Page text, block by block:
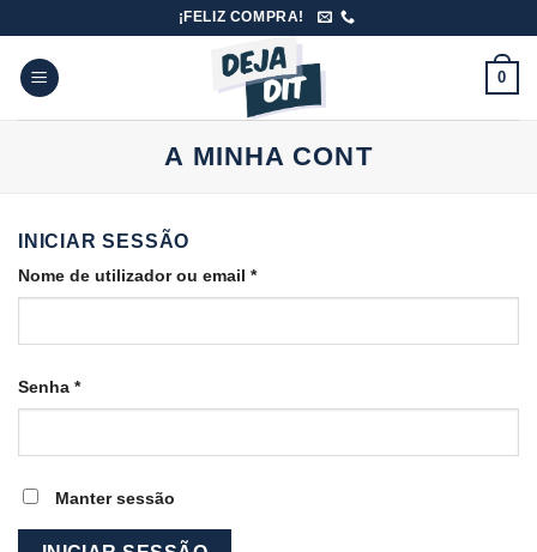
content
¡FELIZ COMPRA!
0
A MINHA CONT
INICIAR SESSÃO
Nome de utilizador ou email *Obrigatório
Senha *Obrigatório
Manter sessão